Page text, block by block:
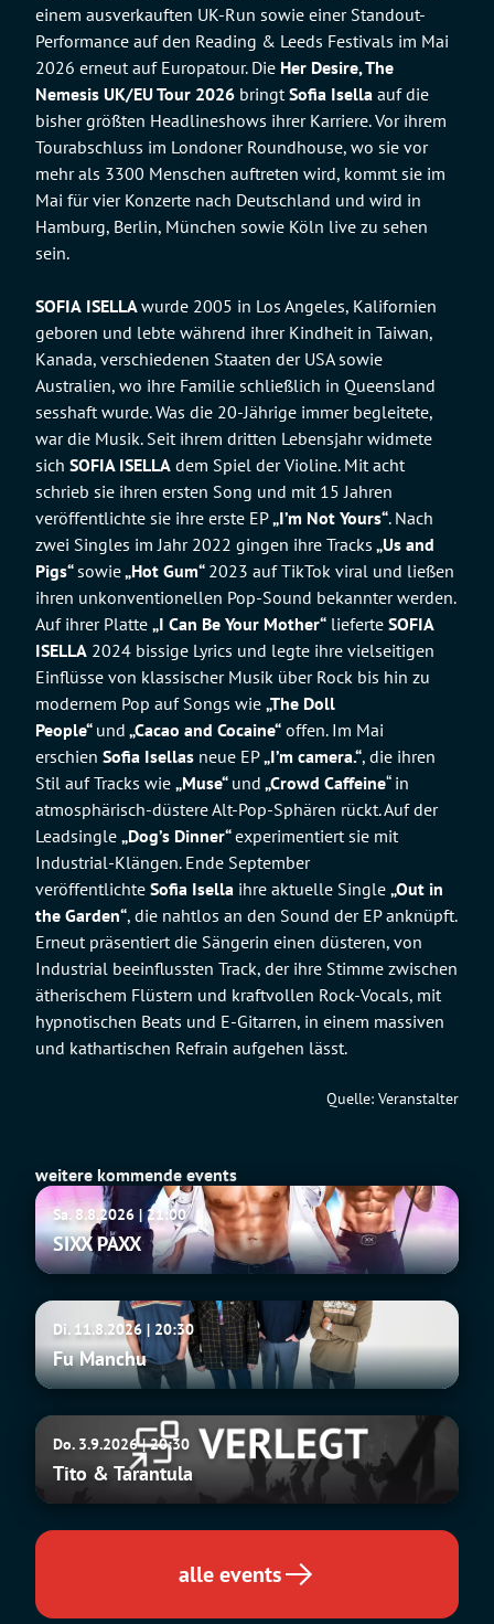
einem ausverkauften UK-Run sowie einer Standout-
Performance auf den Reading & Leeds Festivals im Mai
2026 erneut auf Europatour. Die Her Desire, The
Nemesis UK/EU Tour 2026 bringtSofia Isella auf die
bisher größten Headlineshows ihrer Karriere. Vor ihrem
Tourabschluss im Londoner Roundhouse, wo sie vor
mehr als 3300 Menschen auftreten wird, kommt sie im
Mai für vier Konzerte nach Deutschland und wird in
Hamburg, Berlin, München sowie Köln live zu sehen
sein.
SOFIA ISELLAwurde 2005 in Los Angeles, Kalifornien
geboren und lebte während ihrer Kindheit in Taiwan,
Kanada, verschiedenen Staaten der USA sowie
Australien, wo ihre Familie schließlich in Queensland
sesshaft wurde. Was die 20-Jährige immer begleitete,
war die Musik. Seit ihrem dritten Lebensjahr widmete
sich SOFIA ISELLA dem Spiel der Violine. Mit acht
schrieb sie ihren ersten Song und mit 15 Jahren
veröffentlichte sie ihre erste EP„I’m Not Yours“. Nach
zwei Singles im Jahr 2022 gingen ihre Tracks „Us and
Pigs“sowie„Hot Gum“ 2023 auf TikTok viral und ließen
ihren unkonventionellen Pop-Sound bekannter werden.
Auf ihrer Platte „I Can Be Your Mother“ lieferte SOFIA
ISELLA 2024 bissige Lyrics und legte ihre vielseitigen
Einflüsse von klassischer Musik über Rock bis hin zu
modernem Pop auf Songs wie „The Doll
People“ und „Cacao and Cocaine“ offen. Im Mai
erschien Sofia Isellas neue EP„I’m camera.“, die ihren
Stil auf Tracks wie „Muse“ und „Crowd Caffeine“ in
atmosphärisch-düstere Alt-Pop-Sphären rückt. Auf der
Leadsingle „Dog’s Dinner“experimentiert sie mit
Industrial-Klängen. Ende September
veröffentlichte Sofia Isella ihre aktuelle Single „Out in
the Garden“, die nahtlos an den Sound der EP anknüpft.
Erneut präsentiert die Sängerin einen düsteren, von
Industrial beeinflussten Track, der ihre Stimme zwischen
ätherischem Flüstern und kraftvollen Rock-Vocals, mit
hypnotischen Beats und E-Gitarren, in einem massiven
und kathartischen Refrain aufgehen lässt.
Quelle: Veranstalter
weitere kommende events
SIXX
PAXXSa. 8.8.2026 | 21:00
SIXX PAXX
Fu
Manchu
Di. 11.8.2026 | 20:30
Fu Manchu
Tito
Tarantula
Do. 3.9.2026 | 20:30
Tito & Tarantula
alle events